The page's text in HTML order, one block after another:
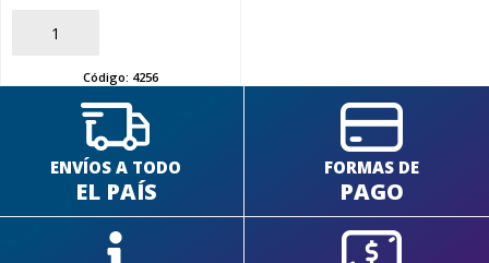
AÑADIR
Código: 4256
ENVÍOS A TODO
EL PAÍS
FORMAS DE
PAGO